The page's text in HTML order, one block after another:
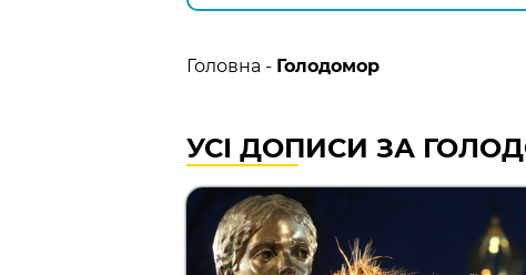
Головна - Голодомор
УСІ ДОПИСИ ЗА